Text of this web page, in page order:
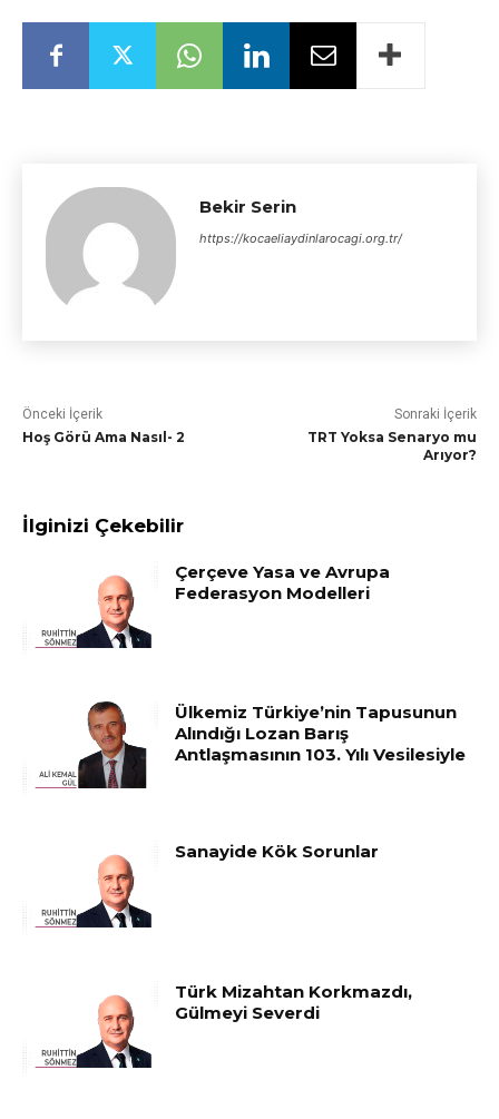
Bekir Serin
https://kocaeliaydinlarocagi.org.tr/
Önceki İçerik
Hoş Görü Ama Nasıl- 2
Sonraki İçerik
TRT Yoksa Senaryo mu
Arıyor?
İlginizi Çekebilir
Çerçeve Yasa ve Avrupa
Federasyon Modelleri
Ülkemiz Türkiye’nin Tapusunun
Alındığı Lozan Barış
Antlaşmasının 103. Yılı Vesilesiyle
Sanayide Kök Sorunlar
Türk Mizahtan Korkmazdı,
Gülmeyi Severdi